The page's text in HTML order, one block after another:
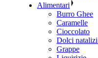
Alimentari
Burro Ghee
Caramelle
Cioccolato
Dolci natalizi
Grappe